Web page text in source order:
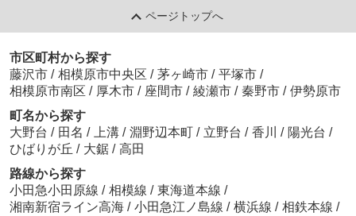
ページトップへ
市区町村から探す
藤沢市 / 相模原市中央区 / 茅ヶ崎市 / 平塚市 /
相模原市南区 / 厚木市 / 座間市 / 綾瀬市 / 秦野市 / 伊勢原市
町名から探す
大野台 / 田名 / 上溝 / 淵野辺本町 / 立野台 / 香川 / 陽光台 /
ひばりが丘 / 大鋸 / 高田
路線から探す
小田急小田原線 / 相模線 / 東海道本線 /
湘南新宿ライン高海 / 小田急江ノ島線 / 横浜線 / 相鉄本線 /